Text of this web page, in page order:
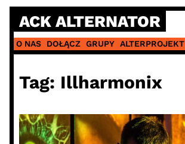
Skip
content
ACK ALTERNATOR
O NAS DOŁĄCZ GRUPY ALTERPROJEKT
Tag: Illharmonix